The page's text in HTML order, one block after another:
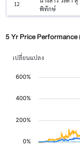
12
พิทักษ์
5 Yr Price Performance
เปลี่ยนแปลง